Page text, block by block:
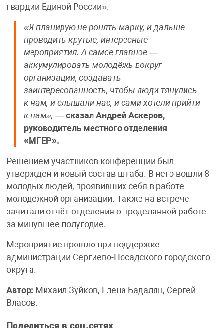
гвардии Единой России».
«Я планирую не ронять марку, и дальше
проводить крутые, интересные
мероприятия. А самое главное —
аккумулировать молодёжь вокруг
организации, создавать
заинтересованность, чтобы люди тянулись
к нам, и слышали нас, и сами хотели прийти
к нам», —сказал Андрей Аскеров,
руководитель местного отделения
«МГЕР».
Решением участников конференции был
утвержден и новый состав штаба. В него вошли 8
молодых людей, проявивших себя в работе
молодежной организации. Также на встрече
зачитали отчёт отделения о проделанной работе
за минувшее полугодие.
Мероприятие прошло при поддержке
администрации Сергиево-Посадского городского
округа.
Автор: Михаил Зуйков, Елена Бадалян, Сергей
Власов.
Поделиться в соц.сетях